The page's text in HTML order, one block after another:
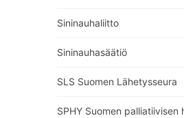
Sininauhaliitto
Sininauhasäätiö
SLS Suomen Lähetysseura
SPHY Suomen